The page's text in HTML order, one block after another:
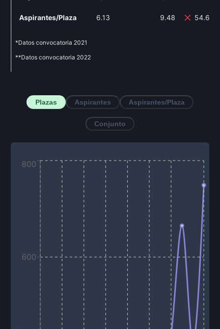
Aspirantes/Plaza 6.13 9.48 54.65%
*Datos convocatoria 2021
**Datos convocatoria 2022
Plazas Aspirantes Aspirantes/Plaza
Conjunto
600
800